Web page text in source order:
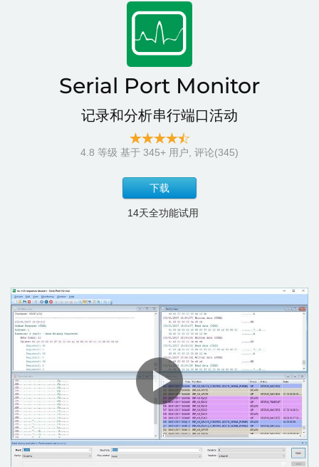
Serial Port Monitor
记录和分析串行端口活动
4.8 等级 基于 345+ 用户, 评论(345)
下载
14天全功能试用